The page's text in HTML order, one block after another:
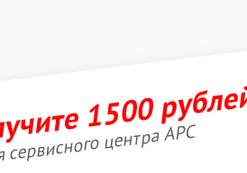
1500
центра APC